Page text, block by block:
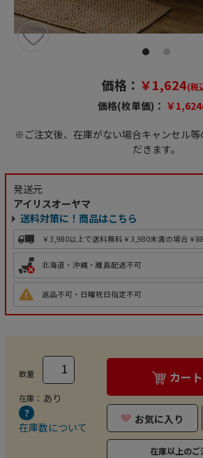
価格： ￥1,624(税
価格(枚単価)： ￥1,624
※ご注文後、在庫がない場合キャンセル
だきます。
発送元
アイリスオーヤマ
送料対策に！商品はこちら
￥3,980以上で送料無料 ￥3,980未満の場合￥
北海道・沖縄・離島配送不可
返品不可・日曜祝日指定不可
数量
在庫： あり
在庫数について
カー
お気に入り
在庫以上の